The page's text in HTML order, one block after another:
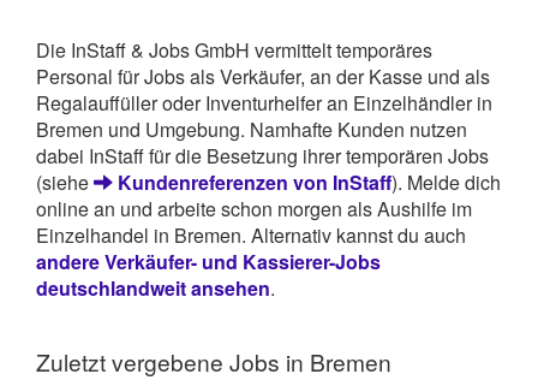
Die InStaff & Jobs GmbH vermittelt temporäres
Personal für Jobs als Verkäufer, an der Kasse und als
Regalauffüller oder Inventurhelfer an Einzelhändler in
Bremen und Umgebung. Namhafte Kunden nutzen
dabei InStaff für die Besetzung ihrer temporären Jobs
(siehe
Kundenreferenzen von InStaff). Melde dich
online an und arbeite schon morgen als Aushilfe im
Einzelhandel in Bremen. Alternativ kannst du auch
andere Verkäufer- und Kassierer-Jobs
deutschlandweit ansehen.
Zuletzt vergebene Jobs in Bremen